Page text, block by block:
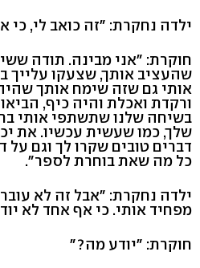
ילדה נחקרת: "זה כואב לי, כי
חוקרת: "אני מבינה. תודה
שהעציב אותך, שצעקו עלייך
אותי גם שזה שימח אותך
ורקדת ואכלת והיה כיף,
בשיחה שלנו שתשתפי אותי
שלך, כמו שעשית עכשיו. את
דברים טובים שקרו לך וגם על
כל מה שאת בוחרת לספר".
ילדה נחקרת: "אבל זה לא
מפחיד אותי. כי אף אחד לא
חוקרת: "יודע מה?"